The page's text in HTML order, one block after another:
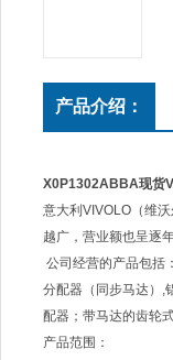
产品介绍：
X0P1302ABBA现货
意大利VIVOLO（维
越广，营业额也呈逐
公司经营的产品包括
分配器（同步马达）,
配器；带马达的齿轮
产品范围：